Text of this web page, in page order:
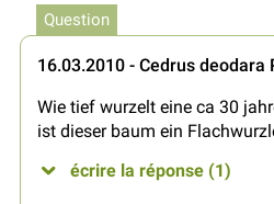
Question
16.03.2010 - Cedrus deodara
Wie tief wurzelt eine ca 30
ist dieser baum ein
écrire la réponse (1)